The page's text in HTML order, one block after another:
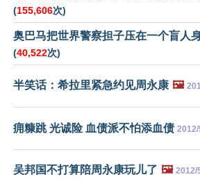
(155,606次)
奥巴马把世界警察担子压在一个盲人
(40,522次)
半笑话：希拉里紧急约见周永康 🖼️
痈糠跳 光诚险 血债派不怕添血债 2012/
吴邦国不打算陪周永康玩儿了 🖼️ 2012/